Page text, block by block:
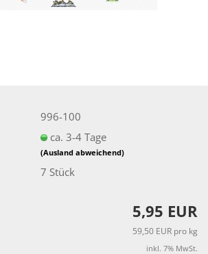
996-100
ca. 3-4 Tage
(Ausland abweichend)
7 Stück
5,95 EUR
59,50 EUR pro kg
inkl. 7% MwSt.